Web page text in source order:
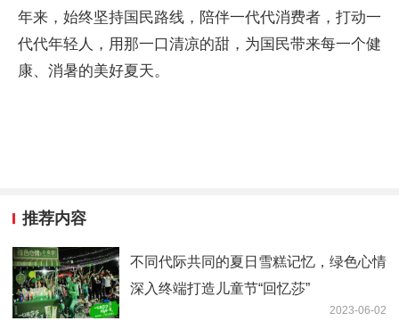
年来，始终坚持国民路线，陪伴一代代消费者，打动一
代代年轻人，用那一口清凉的甜，为国民带来每一个健
康、消暑的美好夏天。
推荐内容
不同代际共同的夏日雪糕记忆，绿色心情
深入终端打造儿童节“回忆莎”
2023-06-02